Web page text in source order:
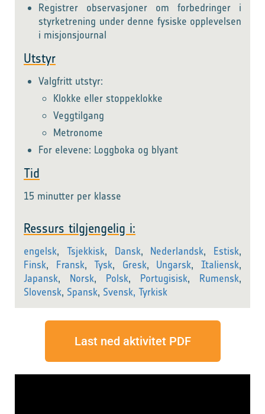
Registrer observasjoner om forbedringer i
styrketrening under denne fysiske opplevelsen
i misjonsjournal
Utstyr
Valgfritt utstyr:
Klokke eller stoppeklokke
Veggtilgang
Metronome
For elevene: Loggboka og blyant
Tid
15 minutter per klasse
Ressurs tilgjengelig i:
engelsk, Tsjekkisk, Dansk, Nederlandsk, Estisk,
Finsk, Fransk,Tysk, Gresk, Ungarsk,Italiensk,
Japansk, Norsk, Polsk, Portugisisk, Rumensk,
Slovensk, Spansk, Svensk, Tyrkisk
Last ned aktivitet PDF